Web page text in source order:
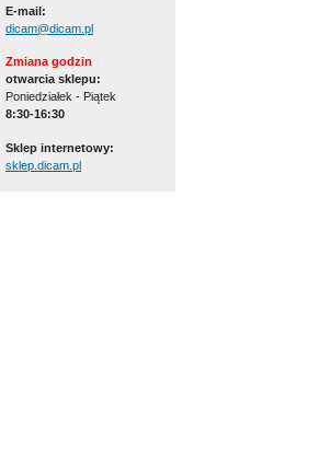
E-mail:
dicam@dicam.pl
Zmiana godzin
otwarcia sklepu:
Poniedziałek - Piątek
8:30-16:30
Sklep internetowy:
sklep.dicam.pl